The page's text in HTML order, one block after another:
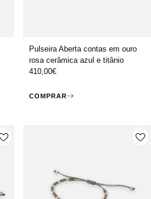
Pulseira Aberta contas em ouro
rosa cerâmica azul e titânio
410,00€
COMPRAR